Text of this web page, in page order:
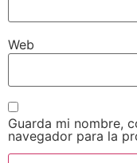
Web
Guarda mi nombre,
navegador para la